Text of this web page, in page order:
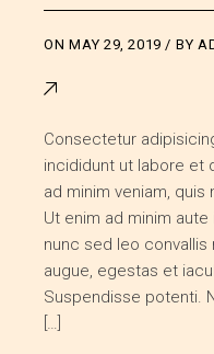
ONMAY 29, 2019 BY
Consectetur
incididunt ut labore et
ad minim veniam,
Ut enim ad minim
nunc sed leo convallis
augue, egestas et
Suspendisse potenti.
[…]